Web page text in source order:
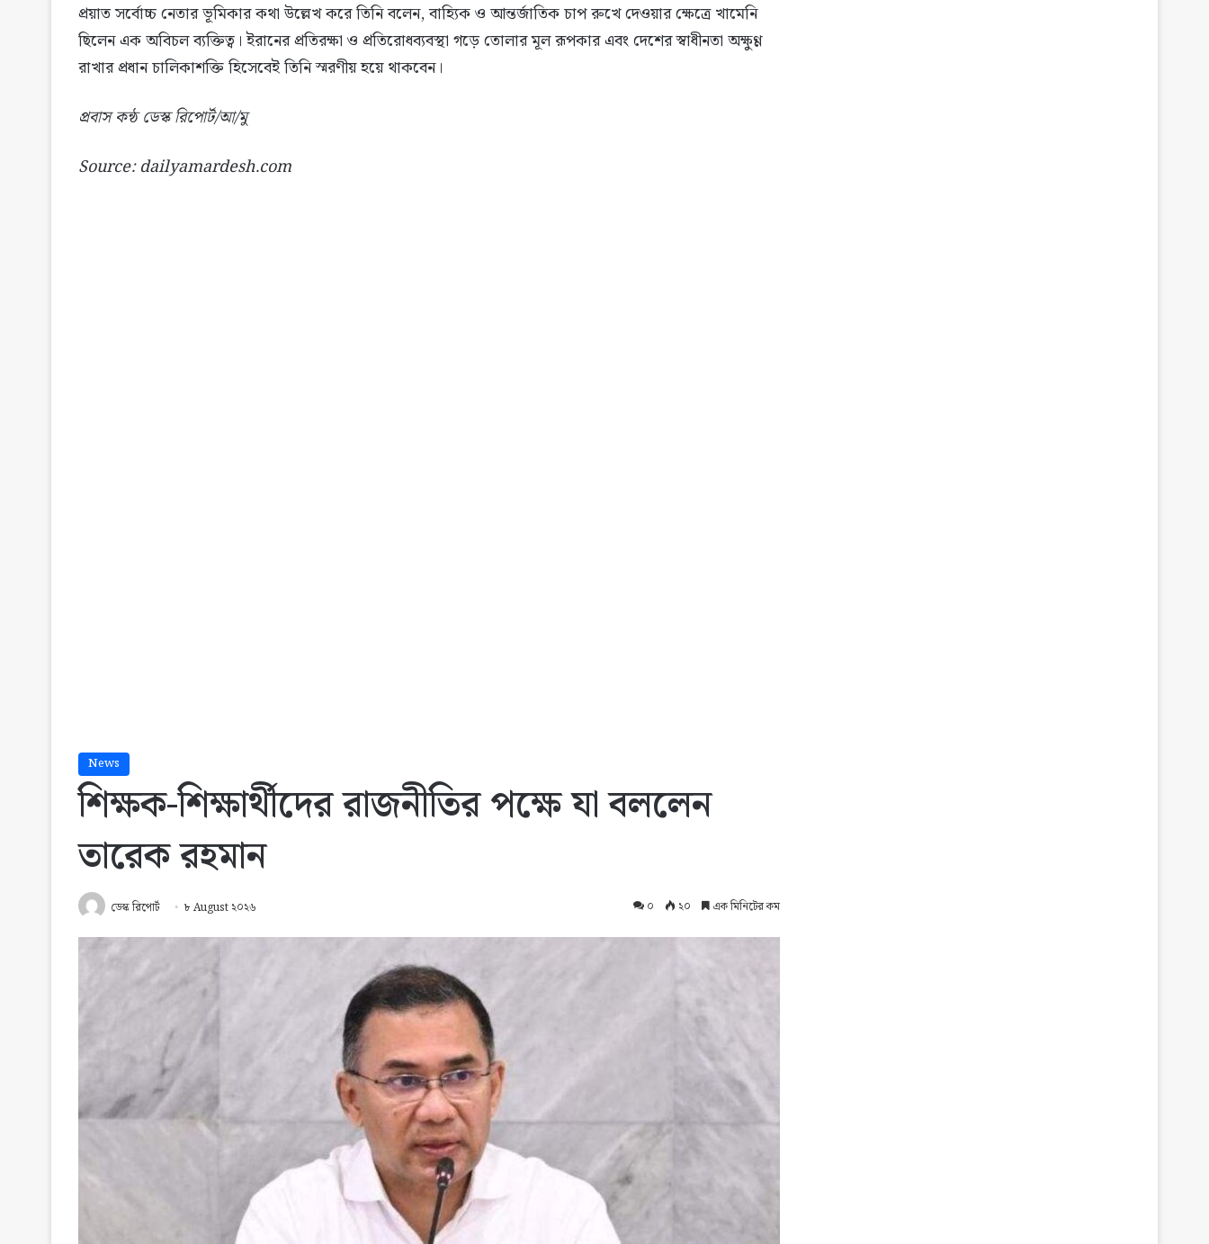
প্রয়াত সর্বোচ্চ নেতার ভূমিকার কথা উল্লেখ করে তিনি বলেন, বাহ্যিক ও আন্তর্জাতিক চাপ রুখে দেওয়ার ক্ষেত্রে খামেনি
ছিলেন এক অবিচল ব্যক্তিত্ব। ইরানের প্রতিরক্ষা ও প্রতিরোধব্যবস্থা গড়ে তোলার মূল রূপকার এবং দেশের স্বাধীনতা অক্ষুণ্ণ
রাখার প্রধান চালিকাশক্তি হিসেবেই তিনি স্মরণীয় হয়ে থাকবেন।
প্রবাস কন্ঠ ডেস্ক রিপোর্ট/আ/মু
Source: dailyamardesh.com